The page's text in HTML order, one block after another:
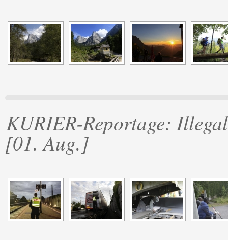
KURIER-Reportage:
[01. Aug.]